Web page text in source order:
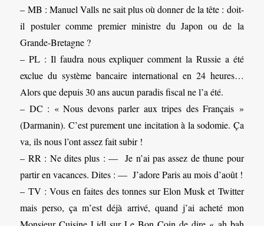
– MB : Manuel Valls ne sait plus où donner de la tête : doit-
il postuler comme premier ministre du Japon ou de la
Grande-Bretagne ?
– PL : Il faudra nous expliquer comment la Russie a été
exclue du système bancaire international en 24 heures…
Alors que depuis 30 ans aucun paradis fiscal ne l’a été.
– DC : « Nous devons parler aux tripes des Français »
(Darmanin). C’est purement une incitation à la sodomie. Ça
va, ils nous l’ont assez fait subir !
– RR : Ne dites plus : — Je n’ai pas assez de thune pour
partir en vacances. Dites : — J’adore Paris au mois d’août !
– TV : Vous en faites des tonnes sur Elon Musk et Twitter
mais perso, ça m’est déjà arrivé, quand j’ai acheté mon